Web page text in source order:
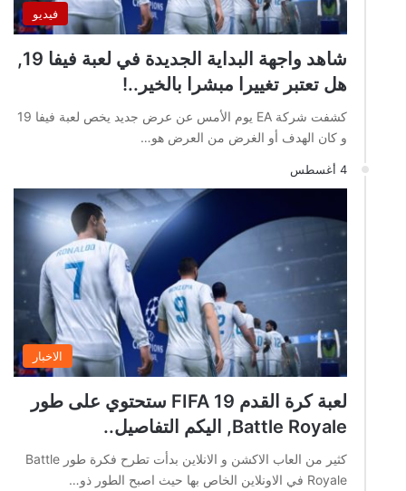
فيديو
شاهد واجهة البداية الجديدة في لعبة فيفا 19,
هل تعتبر تغييرا مبشرا بالخير..!
كشفت شركة EA يوم الأمس عن عرض جديد يخص لعبة فيفا 19
و كان الهدف أو الغرض من العرض هو…
4 أغسطس
الاخبار
لعبة كرة القدم FIFA 19 ستحتوي على طور
Battle Royale, اليكم التفاصيل..
كثير من العاب الاكشن و الانلاين بدأت تطرح فكرة طور Battle
Royale في الاونلاين الخاص بها حيث اصبح الطور ذو…